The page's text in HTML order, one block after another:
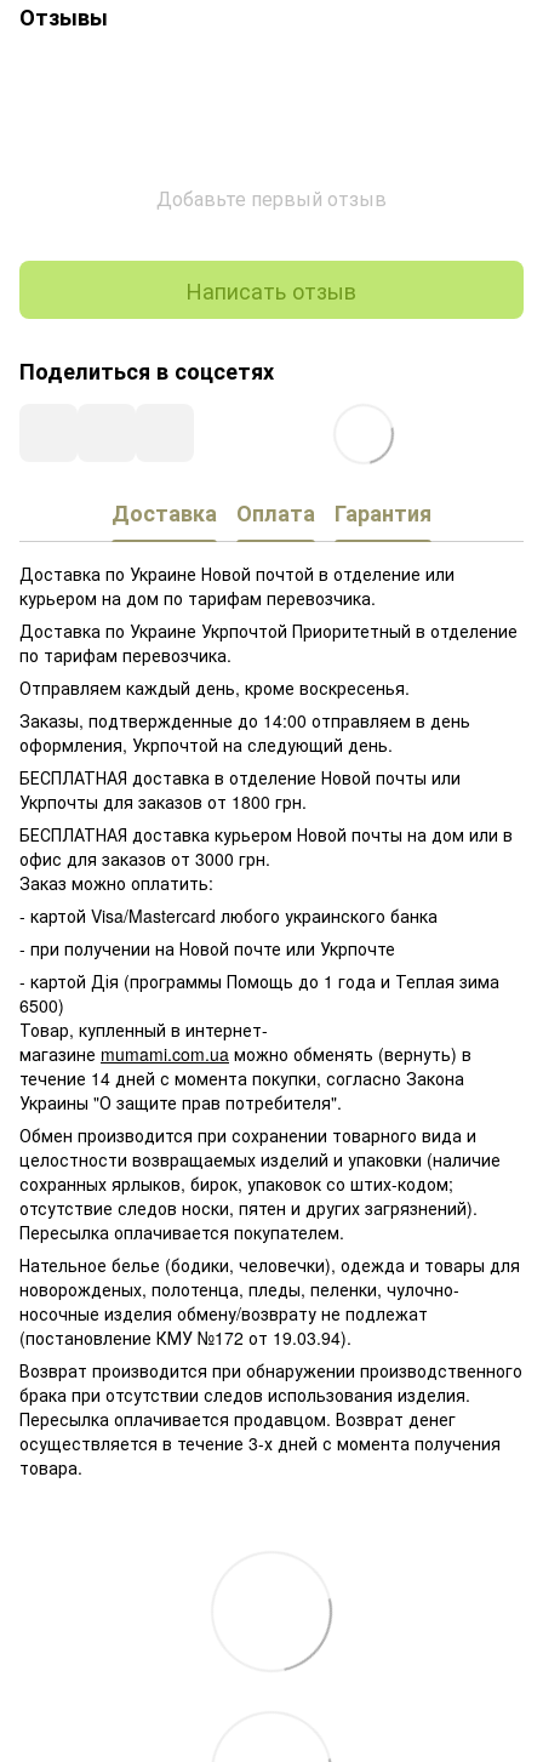
Отзывы
Добавьте первый отзыв
Написать отзыв
Поделиться в соцсетях
Доставка Оплата Гарантия
Доставка по Украине Новой почтой в отделение или
курьером на дом по тарифам перевозчика.
Доставка по Украине Укрпочтой Приоритетный в отделение
по тарифам перевозчика.
Отправляем каждый день, кроме воскресенья.
Заказы, подтвержденные до 14:00 отправляем в день
оформления, Укрпочтой на следующий день.
БЕСПЛАТНАЯ доставка в отделение Новой почты или
Укрпочты для заказов от 1800 грн.
БЕСПЛАТНАЯ доставка курьером Новой почты на дом или в
офис для заказов от 3000 грн.
Заказ можно оплатить:
- картой Visa/Mastercard любого украинского банка
- при получении на Новой почте или Укрпочте
- картой Дія (программы Помощь до 1 года и Теплая зима
6500)
Товар, купленный в интернет-
магазине mumami.com.ua можно обменять (вернуть) в
течение 14 дней с момента покупки, согласно Закона
Украины "О защите прав потребителя".
Обмен производится при сохранении товарного вида и
целостности возвращаемых изделий и упаковки (наличие
сохранных ярлыков, бирок, упаковок со штих-кодом;
отсутствие следов носки, пятен и других загрязнений).
Пересылка оплачивается покупателем.
Нательное белье (бодики, человечки), одежда и товары для
новорожденых, полотенца, пледы, пеленки, чулочно-
носочные изделия обмену/возврату не подлежат
(постановление КМУ №172 от 19.03.94).
Возврат производится при обнаружении производственного
брака при отсутствии следов использования изделия.
Пересылка оплачивается продавцом. Возврат денег
осуществляется в течение 3-х дней с момента получения
товара.